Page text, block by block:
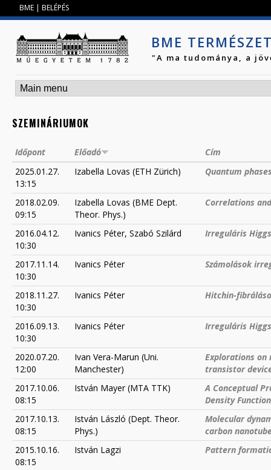
BME | BELÉPÉS
BME
"A ma tudománya, a
SZEMINÁRIUMOK
Időpont Előadó
Cím
2025.01.27.
13:15
Izabella Lovas (ETH Zürich) Quantum
2018.02.09.
09:15
Izabella Lovas (BME Dept.
Theor. Phys.)
Correlations
2016.04.12.
10:30
Ivanics Péter, Szabó Szilárd Irreguláris
2017.11.14.
10:30
Ivanics Péter Számolások
2018.11.27.
10:30
Ivanics Péter Hitchin-⁠
2016.09.13.
10:30
Ivanics Péter Irreguláris
2020.07.20.
12:00
Ivan Vera-Marun (Uni.
Manchester)
Explorations
transistor
2017.10.06.
08:15
István Mayer (MTA TTK)
A Conceptual
Density
2017.10.13.
08:15
István László (Dept. Theor.
Phys.)
Molecular
carbon
2015.10.16.
08:15
István Lagzi Pattern